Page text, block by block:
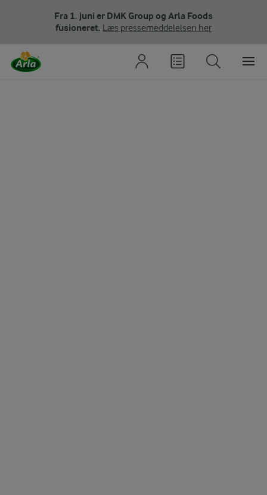
Fra 1. juni er DMK Group og Arla Foods
fusioneret. Læs pressemeddelelsen her